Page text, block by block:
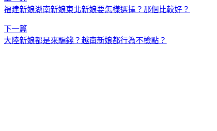
福建新娘湖南新娘東北新娘要怎樣選擇？那個比較好？
下一篇
大陸新娘都是來騙錢？越南新娘都行為不檢點？